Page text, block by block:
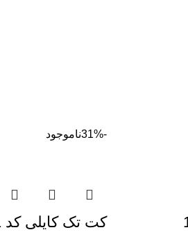
-31% ناموجود
کت تک کایلی کد 11911